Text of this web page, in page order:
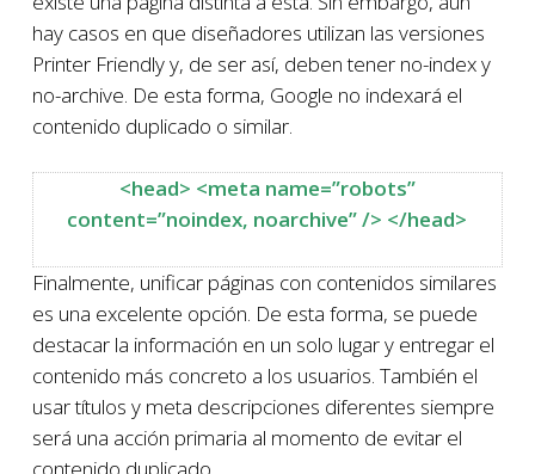
hay casos en que diseñadores utilizan las versiones
Printer Friendly y, de ser así, deben tener no-index y
no-archive. De esta forma, Google no indexará el
contenido duplicado o similar.
<head> <meta name=”robots”
content=”noindex, noarchive” /> </head>
Finalmente, unificar páginas con contenidos similares
es una excelente opción. De esta forma, se puede
destacar la información en un solo lugar y entregar el
contenido más concreto a los usuarios. También el
usar títulos y meta descripciones diferentes siempre
será una acción primaria al momento de evitar el